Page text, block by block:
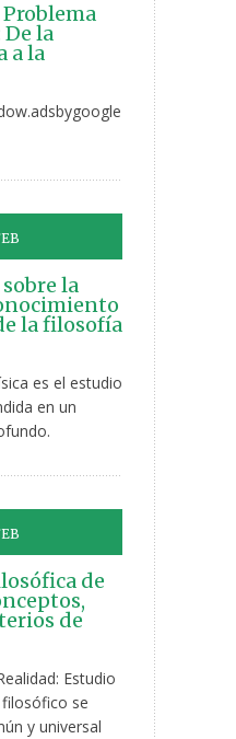
De la
a la
la
la filosofía
es el estudio
en un
de
de
Estudio
se
y universal